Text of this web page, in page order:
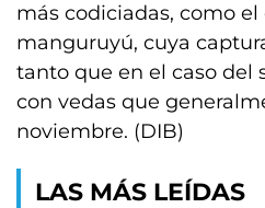
más codiciadas, como el
manguruyú, cuya
tanto que en el caso del
con vedas que
noviembre. (DIB)
LAS MÁS LEÍDAS